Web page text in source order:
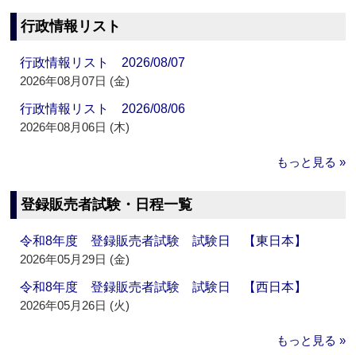
行政情報リスト
行政情報リスト 2026/08/07
2026年08月07日 (金)
行政情報リスト 2026/08/06
2026年08月06日 (木)
もっと見る »
登録販売者試験・日程一覧
令和8年度 登録販売者試験 試験日 【東日本】
2026年05月29日 (金)
令和8年度 登録販売者試験 試験日 【西日本】
2026年05月26日 (火)
もっと見る »